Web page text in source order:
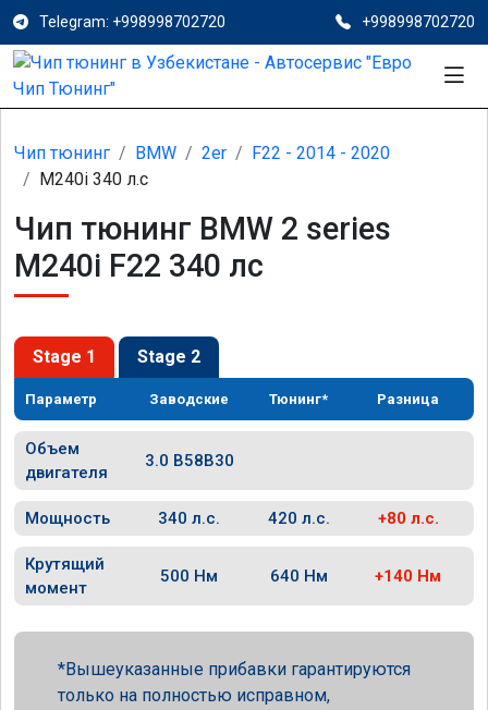
Telegram: +998998702720 +998998702720
Чип тюнинг BMW 2er
F22 - 2014 - 2020
M240i 340 л.с
Чип тюнинг BMW 2 series
M240i F22 340 лс
Stage 1 Stage 2
Параметр Заводские Тюнинг* Разница
Объем
двигателя
3.0 B58B30
Мощность 340 л.с. 420 л.с. +80 л.с.
Крутящий
момент
500 Нм 640 Нм +140 Нм
Вышеуказанные прибавки гарантируются
только на полностью исправном,